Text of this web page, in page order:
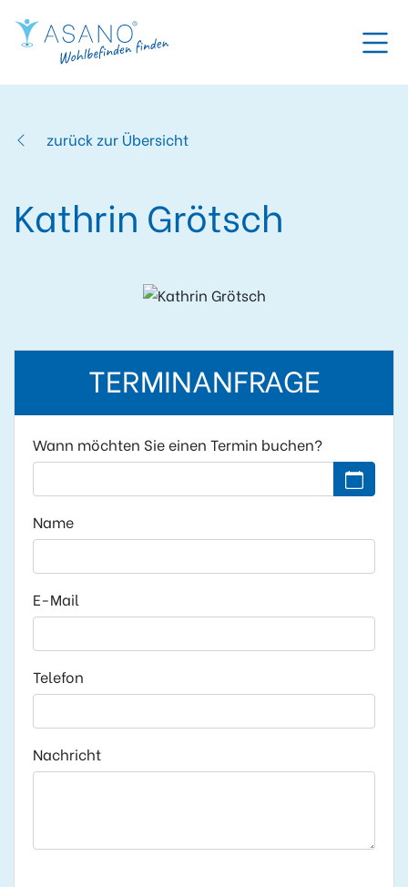
zurück zur Übersicht
Kathrin Grötsch
TERMINANFRAGE
Wann möchten Sie einen Termin buchen?
Kein
Name
E-Mail
Telefon
Nachricht